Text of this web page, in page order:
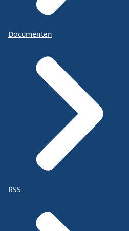
Documenten
RSS